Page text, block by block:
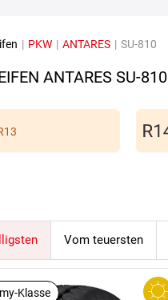
| PKW | ANTARES | SU-810
ANTARES SU-810
Vom teuersten
Klasse